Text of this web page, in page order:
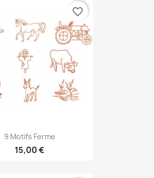
Aperçu rapide
9 Motifs Ferme
15,00 €
favorite_border